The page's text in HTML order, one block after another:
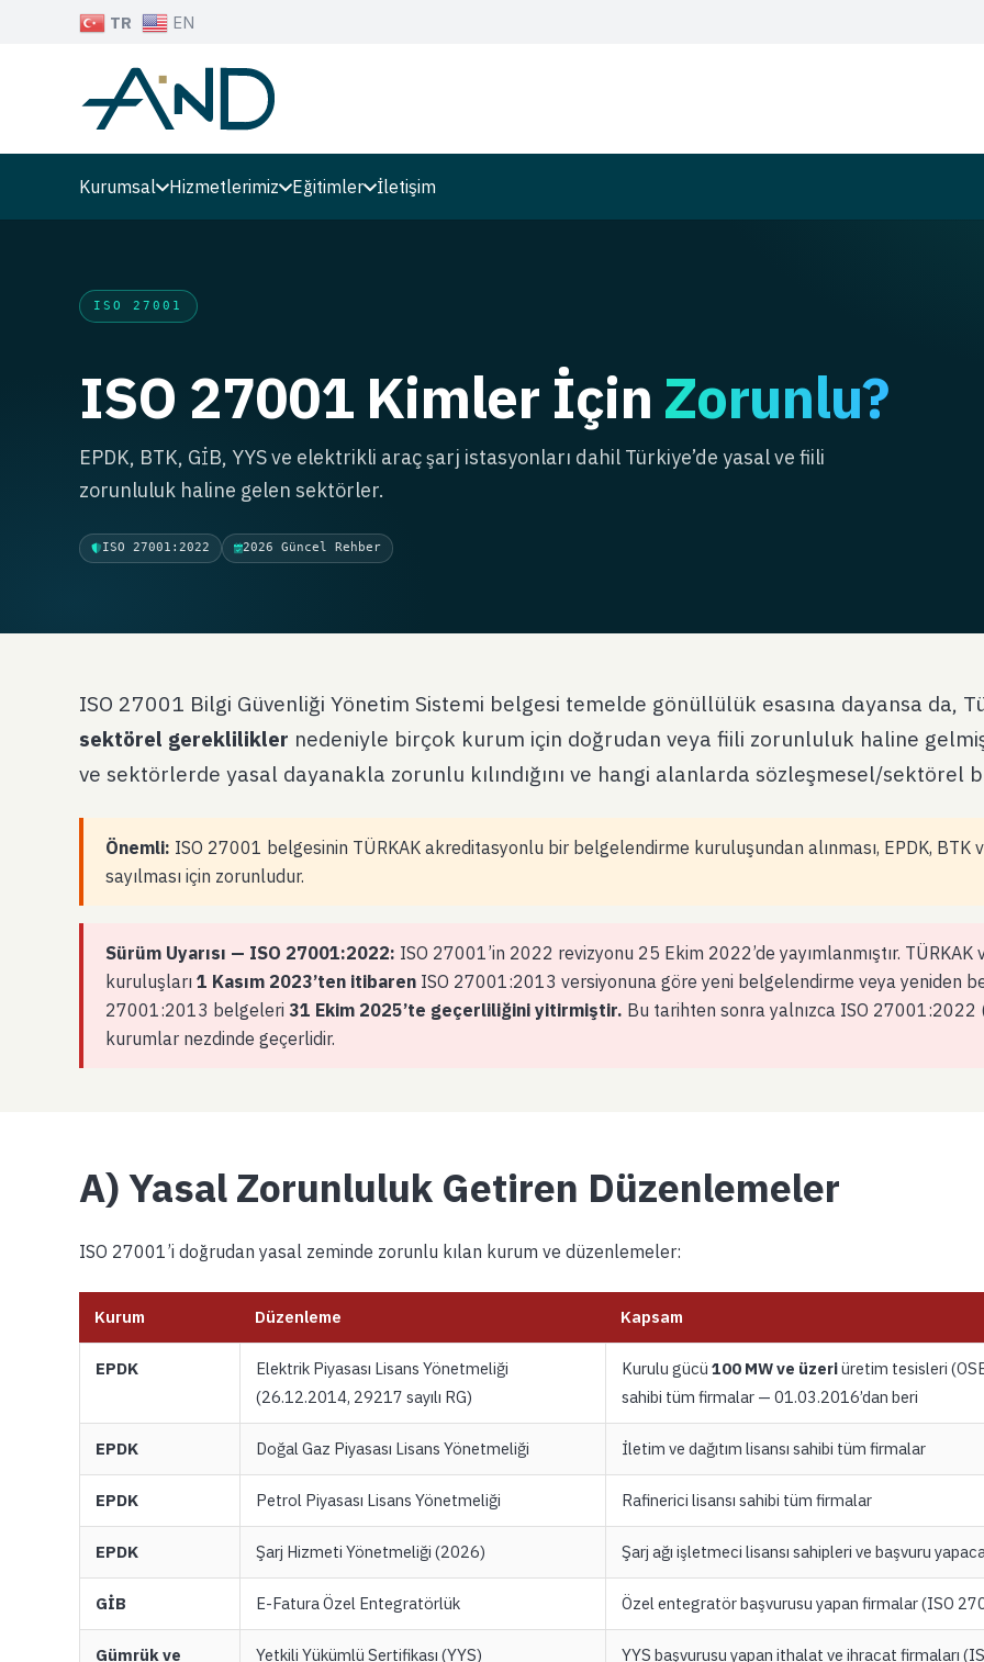
TR EN
Kurumsal Hizmetlerimiz Eğitimler İletişim
ISO 27001
ISO 27001 Kimler İçin Zorunlu?
EPDK, BTK, GİB, YYS ve elektrikli araç şarj istasyonları dahil Türkiye’de yasal ve fiili
zorunluluk haline gelen sektörler.
ISO 27001:2022 2026 Güncel Rehber
ISO 27001 Bilgi Güvenliği Yönetim Sistemi belgesi temelde gönüllülük esasına dayansa da,
sektörel gereklilikler nedeniyle birçok kurum için doğrudan veya fiili zorunluluk haline
ve sektörlerde yasal dayanakla zorunlu kılındığını ve hangi alanlarda sözleşmesel/sektörel
Önemli: ISO 27001 belgesinin TÜRKAK akreditasyonlu bir belgelendirme kuruluşundan alınması, EPDK,
sayılması için zorunludur.
Sürüm Uyarısı — ISO 27001:2022: ISO 27001’in 2022 revizyonu 25 Ekim 2022’de yayımlanmıştır.
kuruluşları 1 Kasım 2023’ten itibaren ISO 27001:2013 versiyonuna göre yeni belgelendirme veya yeniden
27001:2013 belgeleri 31 Ekim 2025’te geçerliliğini yitirmiştir. Bu tarihten sonra yalnızca ISO
kurumlar nezdinde geçerlidir.
A) Yasal Zorunluluk Getiren Düzenlemeler
ISO 27001’i doğrudan yasal zeminde zorunlu kılan kurum ve düzenlemeler:
Kurum Düzenleme Kapsam
EPDK
Elektrik Piyasası Lisans Yönetmeliği
(26.12.2014, 29217 sayılı RG)
Kurulu gücü 100 MW ve üzeriüretim tesisleri
sahibi tüm firmalar — 01.03.2016’dan beri
EPDK Doğal Gaz Piyasası Lisans Yönetmeliği İletim ve dağıtım lisansı sahibi tüm firmalar
EPDK Petrol Piyasası Lisans Yönetmeliği Rafinerici lisansı sahibi tüm firmalar
EPDK Şarj Hizmeti Yönetmeliği (2026) Şarj ağı işletmeci lisansı sahipleri ve başvuru
GİB E-Fatura Özel Entegratörlük Özel entegratör başvurusu yapan firmalar (ISO
Gümrük ve
Yetkili Yükümlü Sertifikası (YYS) YYS başvurusu yapan ithalat ve ihracat firmaları